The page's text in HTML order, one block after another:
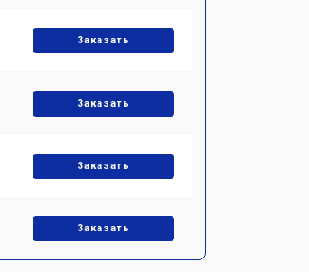
Заказать
Заказать
Заказать
Заказать